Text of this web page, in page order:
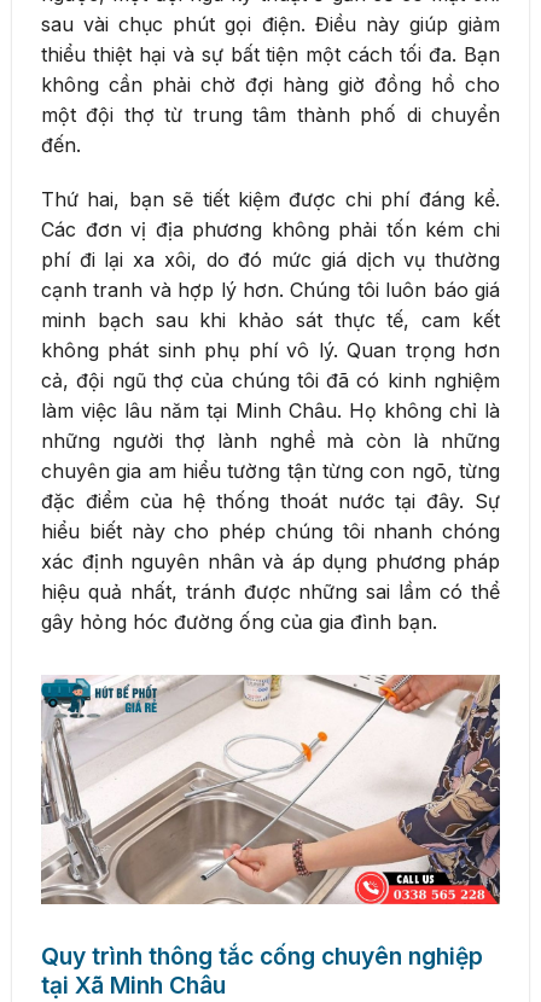
sau vài chục phút gọi điện. Điều này giúp giảm
thiểu thiệt hại và sự bất tiện một cách tối đa. Bạn
không cần phải chờ đợi hàng giờ đồng hồ cho
một đội thợ từ trung tâm thành phố di chuyển
đến.
Thứ hai, bạn sẽ tiết kiệm được chi phí đáng kể.
Các đơn vị địa phương không phải tốn kém chi
phí đi lại xa xôi, do đó mức giá dịch vụ thường
cạnh tranh và hợp lý hơn. Chúng tôi luôn báo giá
minh bạch sau khi khảo sát thực tế, cam kết
không phát sinh phụ phí vô lý. Quan trọng hơn
cả, đội ngũ thợ của chúng tôi đã có kinh nghiệm
làm việc lâu năm tại Minh Châu. Họ không chỉ là
những người thợ lành nghề mà còn là những
chuyên gia am hiểu tường tận từng con ngõ, từng
đặc điểm của hệ thống thoát nước tại đây. Sự
hiểu biết này cho phép chúng tôi nhanh chóng
xác định nguyên nhân và áp dụng phương pháp
hiệu quả nhất, tránh được những sai lầm có thể
gây hỏng hóc đường ống của gia đình bạn.
Quy trình thông tắc cống chuyên nghiệp
tại Xã Minh Châu